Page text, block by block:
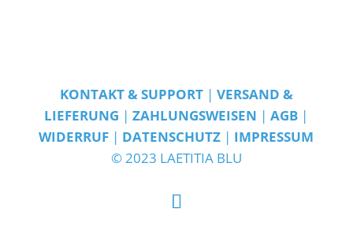
KONTAKT & SUPPORT| VERSAND &
LIEFERUNG |ZAHLUNGSWEISEN |AGB |
WIDERRUF | DATENSCHUTZ | IMPRESSUM
© 2023 LAETITIA BLU